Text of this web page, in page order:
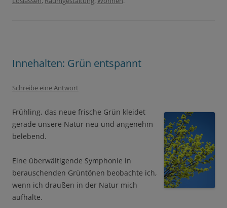
Innehalten: Grün entspannt
Schreibe eine Antwort
Frühling, das neue frische Grün kleidet
gerade unsere Natur neu und angenehm
belebend.
Eine überwältigende Symphonie in
berauschenden Grüntönen beobachte ich,
wenn ich draußen in der Natur mich
aufhalte.